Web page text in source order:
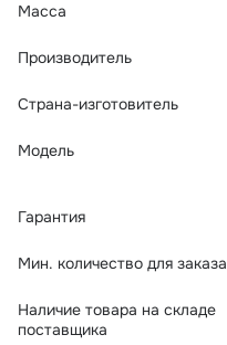
Масса
Производитель
Страна-изготовитель
Модель
Гарантия
Мин. количество для заказа
Наличие товара на складе
поставщика